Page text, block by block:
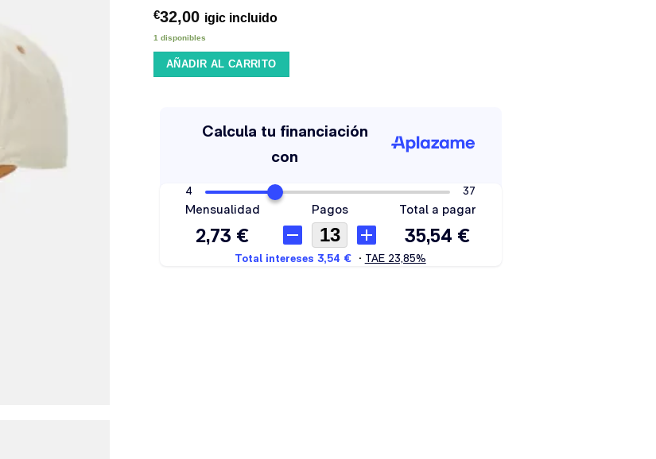
€32,00 igic incluido
1 disponibles
AÑADIR AL CARRITO